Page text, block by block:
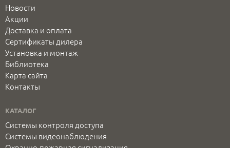
Новости
Акции
Доставка и оплата
Сертификаты дилера
Установка и монтаж
Библиотека
Карта сайта
Контакты
КАТАЛОГ
Системы контроля доступа
Системы видеонаблюдения